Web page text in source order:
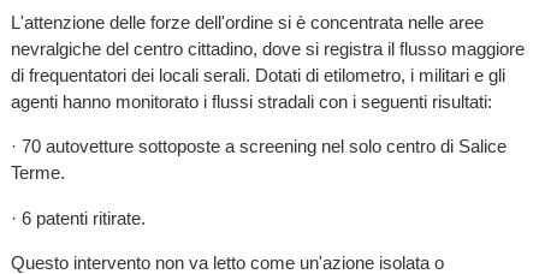
L'attenzione delle forze dell'ordine si è concentrata nelle aree
nevralgiche del centro cittadino, dove si registra il flusso maggiore
di frequentatori dei locali serali. Dotati di etilometro, i militari e gli
agenti hanno monitorato i flussi stradali con i seguenti risultati:
· 70 autovetture sottoposte a screening nel solo centro di Salice
Terme.
· 6 patenti ritirate.
Questo intervento non va letto come un'azione isolata o